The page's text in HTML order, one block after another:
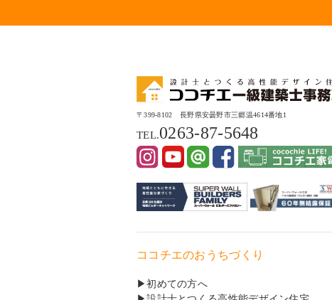
〒399-8102 長野県安曇野市三郷温4614番地1
TEL.0263-87-5648
ココチエのおうちづくり
初めての方へ